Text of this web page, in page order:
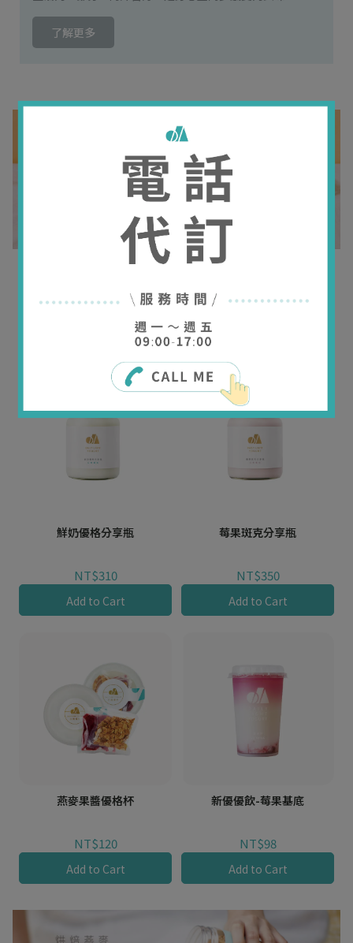
了解更多
Spring arrivals
鮮奶優格分享瓶
NT$310
Add to Cart
莓果斑克分享瓶
NT$350
Add to Cart
燕麥果醬優格杯
NT$120
Add to Cart
新優優飲-莓果基底
NT$98
Add to Cart